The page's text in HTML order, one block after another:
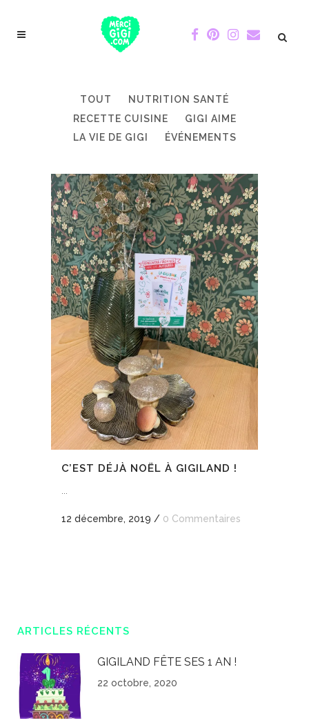
TOUT
NUTRITION SANTÉ
RECETTE CUISINE
GIGI AIME
LA VIE DE GIGI
ÉVÉNEMENTS
C’EST DÉJÀ NOËL À GIGILAND !
12 décembre, 2019 / 0 Commentaires
ARTICLES RÉCENTS
GIGILAND FÊTE SES 1 AN !
22 octobre, 2020